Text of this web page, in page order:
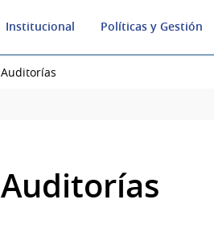
Institucional Políticas y Gestión
Auditorías
Auditorías